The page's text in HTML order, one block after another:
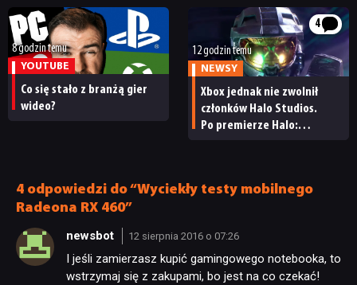
8 godzin temu
YOUTUBE
Co się stało z branżą gier
wideo?
4
12 godzin temu
NEWSY
Xbox jednak nie zwolnił
członków Halo Studios.
Po premierze Halo:
4 odpowiedzi do “Wyciekły testy mobilnego
Radeona RX 460”
newsbot 12 sierpnia 2016 o 07:26
I jeśli zamierzasz kupić gamingowego notebooka, to
wstrzymaj się z zakupami, bo jest na co czekać!